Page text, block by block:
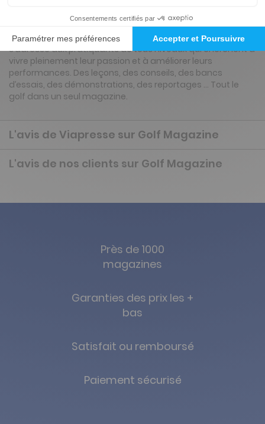
Golf Magazine est le magazine de golf leader en France. Il
s’adresse aux pratiquants de tous niveaux qui cherchent à
vivre pleinement leur passion et à améliorer leurs
performances. Des leçons, des conseils, des bancs
d’essais, des démonstrations, des reportages ... Tout le
golf dans un seul magazine.
L'avis de Viapresse sur Golf Magazine
L'avis de nos clients sur Golf Magazine
Près de 1000
magazines
Garanties des prix les +
bas
Satisfait ou remboursé
Paiement sécurisé